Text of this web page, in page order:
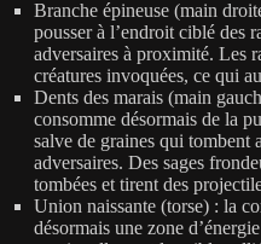
Branche épineuse (main
pousser à l’endroit ciblé des
adversaires à proximité. Les
créatures invoquées, ce qui
Dents des marais (main
consomme désormais de la
salve de graines qui tombent
adversaires. Des sages
tombées et tirent des
Union naissante (torse) : la
désormais une zone